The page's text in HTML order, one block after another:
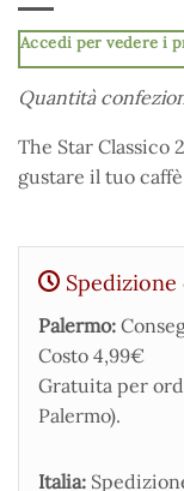
Accedi per vedere i
Quantità
The Star Classico
gustare il tuo
Palermo:
Costo 4,99€
Gratuita per
Palermo).
Italia: